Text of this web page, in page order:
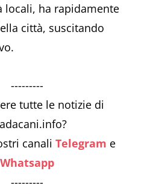
locali, ha rapidamente
città, suscitando
---------
tutte le notizie di
canaliTelegram e
Whatsapp
---------